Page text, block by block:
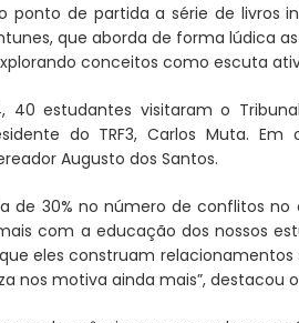
ponto de partida a série de livros
que aborda de forma lúdica
conceitos como escuta
40 estudantes visitaram o
do TRF3, Carlos Muta.
Augusto dos Santos.
de 30% no número de conflitos
com a educação dos nossos
eles construam relacionamentos
nos motiva ainda mais”, destacou